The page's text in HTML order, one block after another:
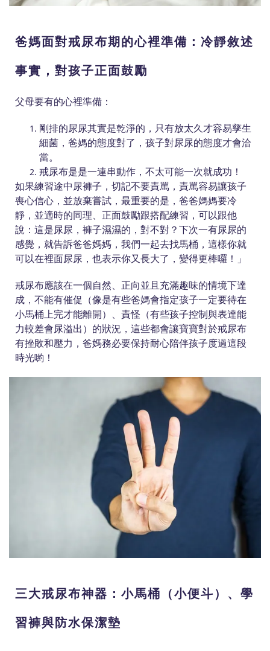
爸媽面對戒尿布期的心裡準備：冷靜敘述
事實，對孩子正面鼓勵
父母要有的心裡準備：
剛排的尿尿其實是乾淨的，只有放太久才容易孳生
細菌，爸媽的態度對了，孩子對尿尿的態度才會洽
當。
戒尿布是是一連串動作，不太可能一次就成功！
如果練習途中尿褲子，切記不要責罵，責罵容易讓孩子
喪心信心，並放棄嘗試，最重要的是，爸爸媽媽要冷
靜，並適時的同理、正面鼓勵跟搭配練習，可以跟他
說：這是尿尿，褲子濕濕的，對不對？下次一有尿尿的
感覺，就告訴爸爸媽媽，我們一起去找馬桶，這樣你就
可以在裡面尿尿，也表示你又長大了，變得更棒囉！」
戒尿布應該在一個自然、正向並且充滿趣味的情境下達
成，不能有催促（像是有些爸媽會指定孩子一定要待在
小馬桶上完才能離開）、責怪（有些孩子控制與表達能
力較差會尿溢出）的狀況，這些都會讓寶寶對於戒尿布
有挫敗和壓力，爸媽務必要保持耐心陪伴孩子度過這段
時光喲！
三大戒尿布神器：小馬桶（小便斗）、學
習褲與防水保潔墊